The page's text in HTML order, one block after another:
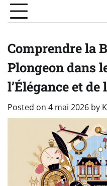
Comprendre la
Plongeon dans
l’Élégance et de
Posted on 4 mai 2026 by